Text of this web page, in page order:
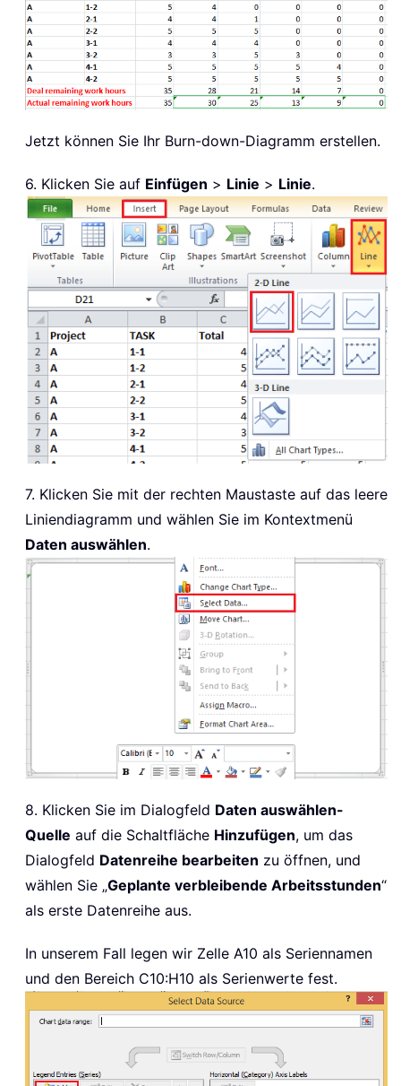
Jetzt können Sie Ihr Burn-down-Diagramm erstellen.
6. Klicken Sie auf Einfügen > Linie > Linie.
7. Klicken Sie mit der rechten Maustaste auf das leere
Liniendiagramm und wählen Sie im Kontextmenü
Daten auswählen.
8. Klicken Sie im Dialogfeld Daten auswählen-
Quelle auf die Schaltfläche Hinzufügen, um das
Dialogfeld Datenreihe bearbeiten zu öffnen, und
wählen Sie „Geplante verbleibende Arbeitsstunden“
als erste Datenreihe aus.
In unserem Fall legen wir Zelle A10 als Seriennamen
und den Bereich C10:H10 als Serienwerte fest.